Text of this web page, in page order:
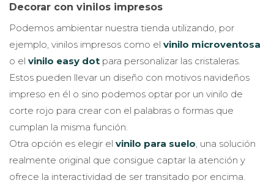
Decorar con vinilos impresos
Podemos ambientar nuestra tienda utilizando, por
ejemplo, vinilos impresos como el vinilo microventosa
o el vinilo easy dot para personalizar las cristaleras.
Estos pueden llevar un diseño con motivos navideños
impreso en él o sino podemos optar por un vinilo de
corte rojo para crear con el palabras o formas que
cumplan la misma función.
Otra opción es elegir el vinilo para suelo , una solución
realmente original que consigue captar la atención y
ofrece la interactividad de ser transitado por encima.